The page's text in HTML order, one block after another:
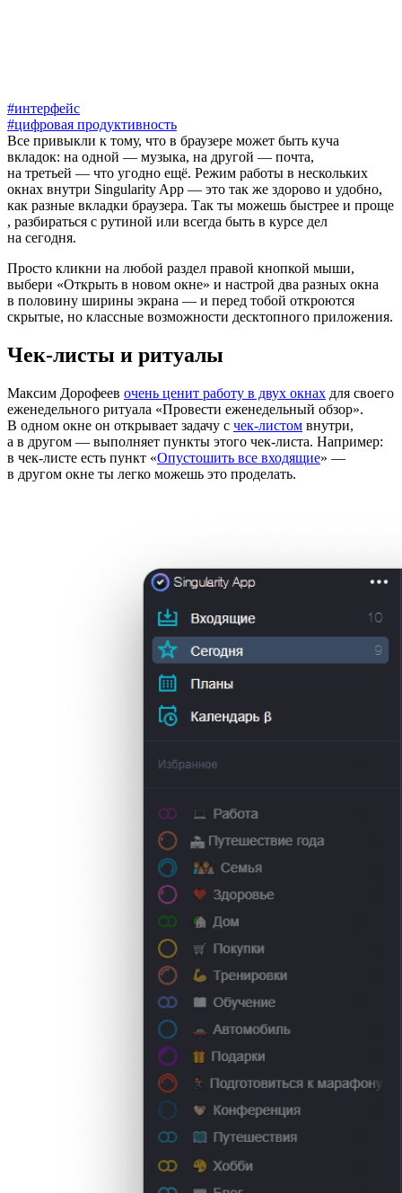
#интерфейс
#цифровая продуктивность
Все привыкли к тому, что в браузере может быть куча
вкладок: на одной — музыка, на другой — почта,
на третьей — что угодно ещё. Режим работы в нескольких
окнах внутри Singularity App — это так же здорово и удобно,
как разные вкладки браузера. Так ты можешь быстрее и проще
, разбираться с рутиной или всегда быть в курсе дел
на сегодня.
Просто кликни на любой раздел правой кнопкой мыши,
выбери «Открыть в новом окне» и настрой два разных окна
в половину ширины экрана — и перед тобой откроются
скрытые, но классные возможности десктопного приложения.
Чек-листы и ритуалы
Максим Дорофеев очень ценит работу в двух окнах для своего
еженедельного ритуала «Провести еженедельный обзор».
В одном окне он открывает задачу с чек-листом внутри,
а в другом — выполняет пункты этого чек-листа. Например:
в чек-листе есть пункт «Опустошить все входящие» —
в другом окне ты легко можешь это проделать.